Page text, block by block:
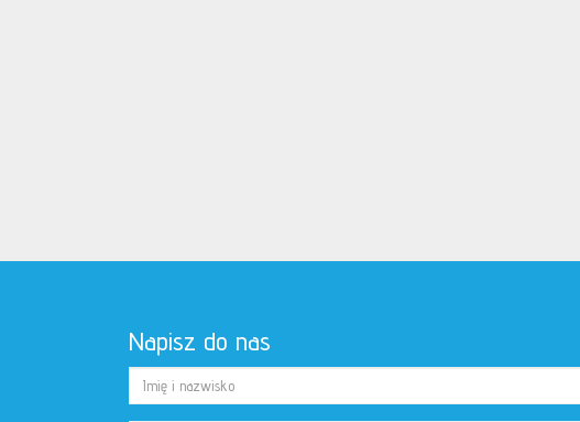
Napisz do nas